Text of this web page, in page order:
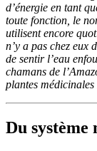
d’énergie en tant
toute fonction, le
utilisent encore
n’y a pas chez eux
de sentir l’eau
chamans de
plantes médicinales
Du système